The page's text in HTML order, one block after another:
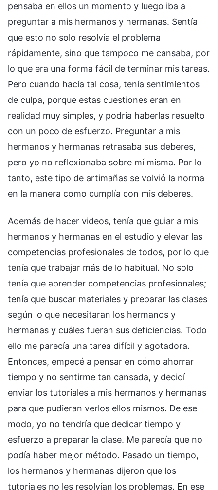
pensaba en ellos un momento y luego iba a
preguntar a mis hermanos y hermanas. Sentía
que esto no solo resolvía el problema
rápidamente, sino que tampoco me cansaba, por
lo que era una forma fácil de terminar mis tareas.
Pero cuando hacía tal cosa, tenía sentimientos
de culpa, porque estas cuestiones eran en
realidad muy simples, y podría haberlas resuelto
con un poco de esfuerzo. Preguntar a mis
hermanos y hermanas retrasaba sus deberes,
pero yo no reflexionaba sobre mí misma. Por lo
tanto, este tipo de artimañas se volvió la norma
en la manera como cumplía con mis deberes.
Además de hacer videos, tenía que guiar a mis
hermanos y hermanas en el estudio y elevar las
competencias profesionales de todos, por lo que
tenía que trabajar más de lo habitual. No solo
tenía que aprender competencias profesionales;
tenía que buscar materiales y preparar las clases
según lo que necesitaran los hermanos y
hermanas y cuáles fueran sus deficiencias. Todo
ello me parecía una tarea difícil y agotadora.
Entonces, empecé a pensar en cómo ahorrar
tiempo y no sentirme tan cansada, y decidí
enviar los tutoriales a mis hermanos y hermanas
para que pudieran verlos ellos mismos. De ese
modo, yo no tendría que dedicar tiempo y
esfuerzo a preparar la clase. Me parecía que no
podía haber mejor método. Pasado un tiempo,
los hermanos y hermanas dijeron que los
tutoriales no les resolvían los problemas. En ese